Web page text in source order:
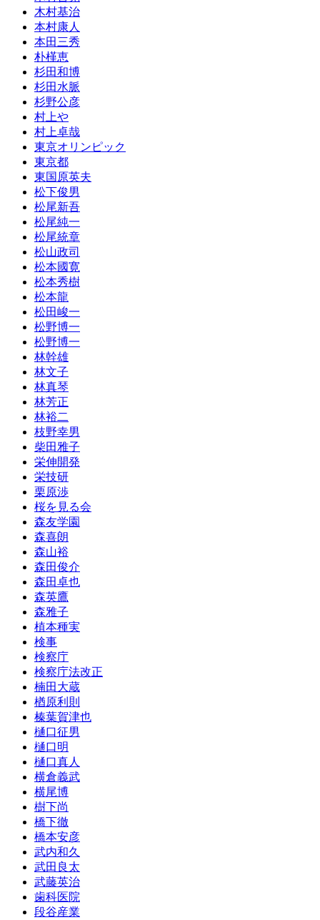
木村基治
本村康人
本田三秀
朴槿恵
杉田和博
杉田水脈
杉野公彦
村上や
村上卓哉
東京オリンピック
東京都
東国原英夫
松下俊男
松尾新吾
松尾純一
松尾統章
松山政司
松本國寛
松本秀樹
松本龍
松田峻一
松野博一
松野博一
林幹雄
林文子
林真琴
林芳正
林裕二
枝野幸男
柴田雅子
栄伸開発
栄技研
栗原渉
桜を見る会
森友学園
森喜朗
森山裕
森田俊介
森田卓也
森英鷹
森雅子
植本種実
検事
検察庁
検察庁法改正
楠田大蔵
楢原利則
榛葉賀津也
樋口征男
樋口明
樋口真人
横倉義武
横尾博
樹下尚
橋下徹
橋本安彦
武内和久
武田良太
武藤英治
歯科医院
段谷産業